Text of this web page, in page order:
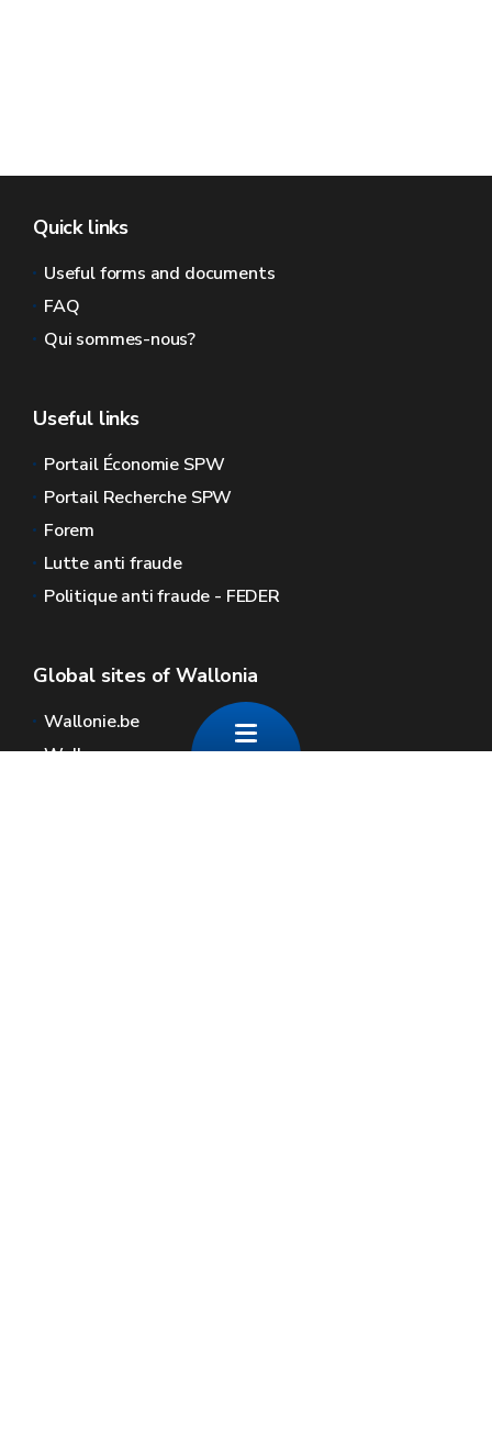
Quick links
Useful forms and documents
FAQ
Qui sommes-nous?
Useful links
Portail Économie SPW
Portail Recherche SPW
Forem
Lutte anti fraude
Politique anti fraude - FEDER
Global sites of Wallonia
Wallonie.be
Walloon government